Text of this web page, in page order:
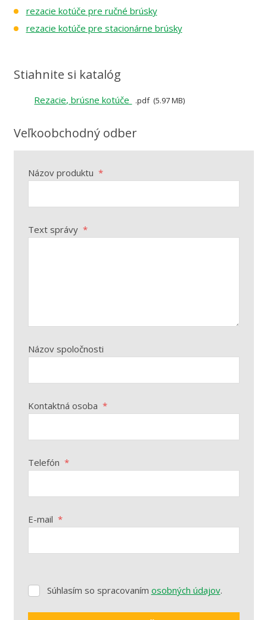
rezacie kotúče pre ručné brúsky
rezacie kotúče pre stacionárne brúsky
Stiahnite si katalóg
Rezacie, brúsne kotúče pdf 5.97 MB
Veľkoobchodný odber
Názov produktu *
Text správy *
Názov spoločnosti
Kontaktná osoba *
Telefón *
E-mail *
Súhlasím
spracovaním
Súhlasím so spracovaním osobných údajov.